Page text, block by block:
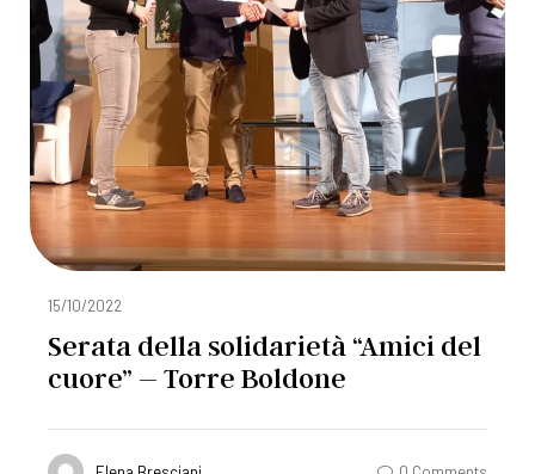
15/10/2022
Serata della solidarietà “Amici del
cuore” – Torre Boldone